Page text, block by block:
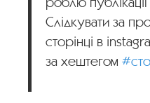
Слідкувати за
сторінці в
за хештегом